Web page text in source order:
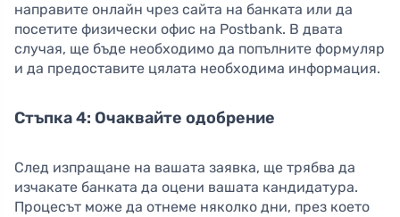
направите онлайн чрез сайта на банката или да
посетите физически офис на Postbank. В двата
случая, ще бъде необходимо да попълните формуляр
и да предоставите цялата необходима информация.
Стъпка 4: Очаквайте одобрение
След изпращане на вашата заявка, ще трябва да
изчакате банката да оцени вашата кандидатура.
Процесът може да отнеме няколко дни, през което